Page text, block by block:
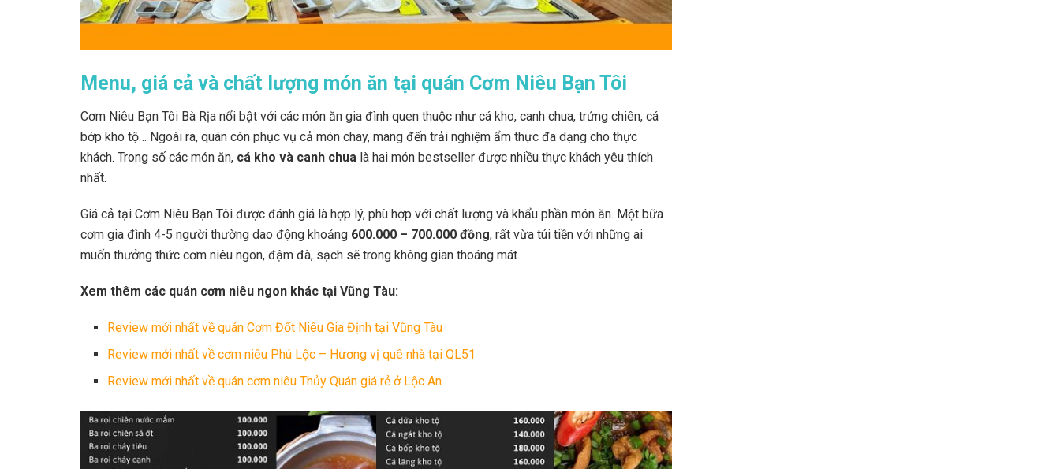
Menu, giá cả và chất lượng món ăn tại quán Cơm Niêu Bạn Tôi
Cơm Niêu Bạn Tôi Bà Rịa nổi bật với các món ăn gia đình quen thuộc như cá kho, canh chua, trứng chiên, cá
bớp kho tộ… Ngoài ra, quán còn phục vụ cả món chay, mang đến trải nghiệm ẩm thực đa dạng cho thực
khách. Trong số các món ăn, cá kho và canh chua là hai món bestseller được nhiều thực khách yêu thích
nhất.
Giá cả tại Cơm Niêu Bạn Tôi được đánh giá là hợp lý, phù hợp với chất lượng và khẩu phần món ăn. Một bữa
cơm gia đình 4-5 người thường dao động khoảng 600.000 – 700.000 đồng, rất vừa túi tiền với những ai
muốn thưởng thức cơm niêu ngon, đậm đà, sạch sẽ trong không gian thoáng mát.
Xem thêm các quán cơm niêu ngon khác tại Vũng Tàu:
Review mới nhất về quán Cơm Đốt Niêu Gia Định tại Vũng Tàu
Review mới nhất về cơm niêu Phú Lộc – Hương vị quê nhà tại QL51
Review mới nhất về quán cơm niêu Thủy Quán giá rẻ ở Lộc An